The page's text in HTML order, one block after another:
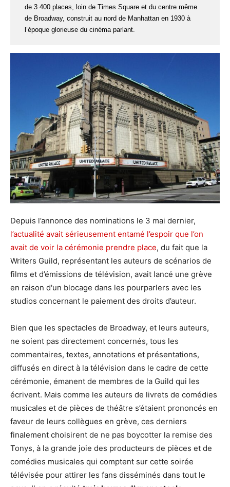
de 3 400 places, loin de Times Square et du centre même
de Broadway, construit au nord de Manhattan en 1930 à
l’époque glorieuse du cinéma parlant.
Depuis l’annonce des nominations le 3 mai dernier,
l’actualité avait sérieusement entamé l’espoir que l’on
avait de voir la cérémonie prendre place, du fait que la
Writers Guild, représentant les auteurs de scénarios de
films et d’émissions de télévision, avait lancé une grève
en raison d'un blocage dans les pourparlers avec les
studios concernant le paiement des droits d’auteur.
Bien que les spectacles de Broadway, et leurs auteurs,
ne soient pas directement concernés, tous les
commentaires, textes, annotations et présentations,
diffusés en direct à la télévision dans le cadre de cette
cérémonie, émanent de membres de la Guild qui les
écrivent. Mais comme les auteurs de livrets de comédies
musicales et de pièces de théâtre s’étaient prononcés en
faveur de leurs collègues en grève, ces derniers
finalement choisirent de ne pas boycotter la remise des
Tonys, à la grande joie des producteurs de pièces et de
comédies musicales qui comptent sur cette soirée
télévisée pour attirer les fans disséminés dans tout le